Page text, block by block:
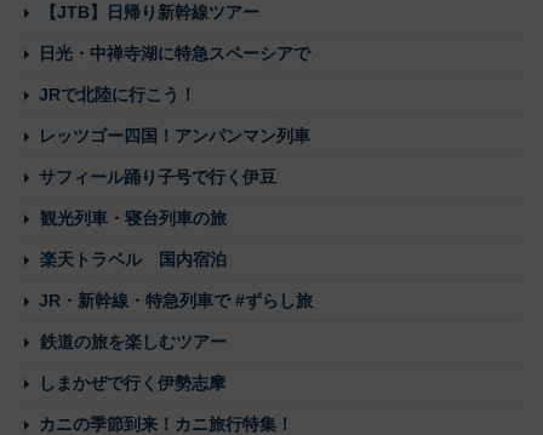
【JTB】日帰り新幹線ツアー
日光・中禅寺湖に特急スペーシアで
JRで北陸に行こう！
レッツゴー四国！アンパンマン列車
サフィール踊り子号で行く伊豆
観光列車・寝台列車の旅
楽天トラベル 国内宿泊
JR・新幹線・特急列車で #ずらし旅
鉄道の旅を楽しむツアー
しまかぜで行く伊勢志摩
カニの季節到来！カニ旅行特集！